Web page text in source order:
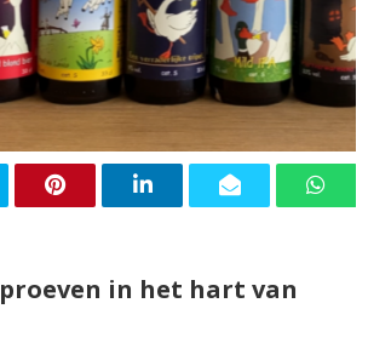
in het hart van